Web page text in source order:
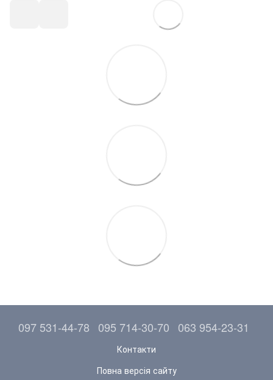
097 531-44-78 095 714-30-70 063 954-23-31
Контакти
Повна версія сайту